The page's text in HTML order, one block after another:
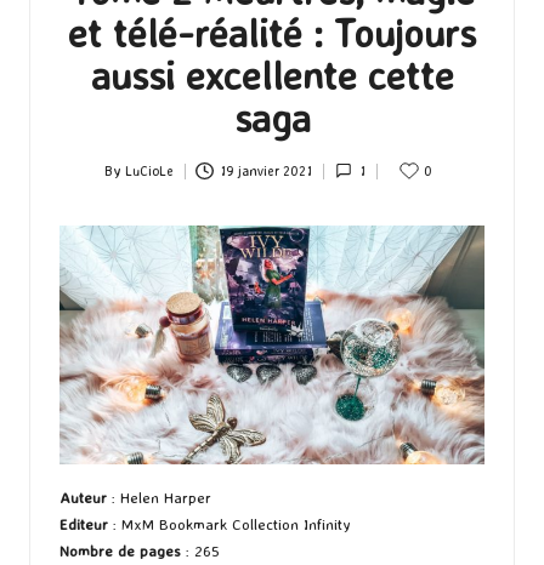
et télé-réalité : Toujours
aussi excellente cette
saga
Posted
By LuCioLe 19 janvier 2021 1 0
Auteur : Helen Harper
Editeur : MxM Bookmark Collection Infinity
Nombre de pages : 265